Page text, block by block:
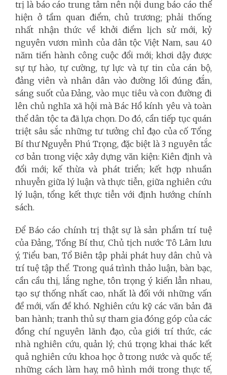
trị là báo cáo trung tâm nên nội dung báo cáo thể
hiện ở tầm quan điểm, chủ trương; phải thống
nhất nhận thức về khởi điểm lịch sử mới, kỷ
nguyên vươn mình của dân tộc Việt Nam, sau 40
năm tiến hành công cuộc đổi mới; khơi dậy được
sự tự hào, tự cường, tự lực và tự tin của cán bộ,
đảng viên và nhân dân vào đường lối đúng đắn,
sáng suốt của Đảng, vào mục tiêu và con đường đi
lên chủ nghĩa xã hội mà Bác Hồ kính yêu và toàn
thể dân tộc ta đã lựa chọn. Do đó, cần tiếp tục quán
triệt sâu sắc những tư tưởng chỉ đạo của cố Tổng
Bí thư Nguyễn Phú Trọng, đặc biệt là 3 nguyên tắc
cơ bản trong việc xây dựng văn kiện: Kiên định và
đổi mới; kế thừa và phát triển; kết hợp nhuần
nhuyễn giữa lý luận và thực tiễn, giữa nghiên cứu
lý luận, tổng kết thực tiễn với định hướng chính
sách.
Để Báo cáo chính trị thật sự là sản phẩm trí tuệ
của Đảng, Tổng Bí thư, Chủ tịch nước Tô Lâm lưu
ý, Tiểu ban, Tổ Biên tập phải phát huy dân chủ và
trí tuệ tập thể. Trong quá trình thảo luận, bàn bạc,
cần cầu thị, lắng nghe, tôn trọng ý kiến lẫn nhau,
tạo sự thống nhất cao, nhất là đối với những vấn
đề mới, vấn đề khó. Nghiên cứu kỹ các văn bản đã
ban hành; tranh thủ sự tham gia đóng góp của các
đồng chí nguyên lãnh đạo, của giới trí thức, các
nhà nghiên cứu, quản lý; chú trọng khai thác kết
quả nghiên cứu khoa học ở trong nước và quốc tế;
những cách làm hay, mô hình mới trong thực tế,